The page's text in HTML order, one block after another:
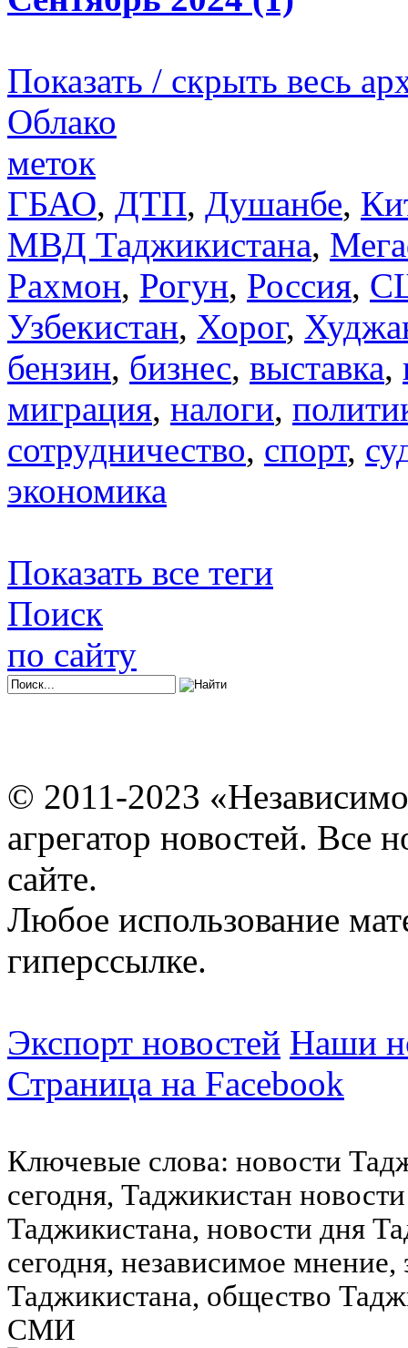
Показать / скрыть весь
Облако
меток
ГБАО, ДТП, Душанбе,
МВД Таджикистана,
Рахмон, Рогун, Россия,
Узбекистан, Хорог,
бензин, бизнес, выставка,
миграция, налоги,
сотрудничество, спорт,
экономика
Показать все теги
Поиск
по сайту
© 2011-2023
агрегатор новостей. Все
сайте.
Любое использование
гиперссылке.
Экспорт новостей Наши
Страница на Facebook
Ключевые слова: новости
сегодня, Таджикистан
Таджикистана, новости дня
сегодня, независимое
Таджикистана, общество
СМИ